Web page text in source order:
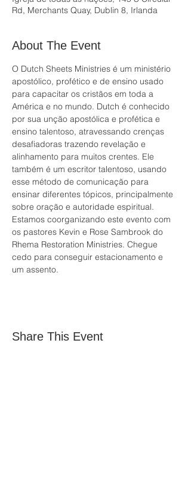
Rd, Merchants Quay, Dublin 8, Irlanda
About The Event
O Dutch Sheets Ministries é um ministério
apostólico, profético e de ensino usado
para capacitar os cristãos em toda a
América e no mundo. Dutch é conhecido
por sua unção apostólica e profética e
ensino talentoso, atravessando crenças
desafiadoras trazendo revelação e
alinhamento para muitos crentes. Ele
também é um escritor talentoso, usando
esse método de comunicação para
ensinar diferentes tópicos, principalmente
sobre oração e autoridade espiritual.
Estamos coorganizando este evento com
os pastores Kevin e Rose Sambrook do
Rhema Restoration Ministries. Chegue
cedo para conseguir estacionamento e
um assento.
Share This Event